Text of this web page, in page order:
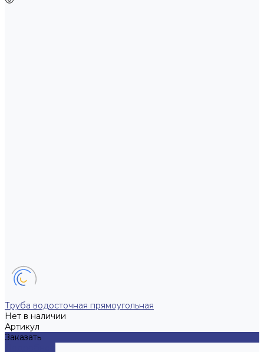
Труба водосточная прямоугольная
Нет в наличии
Артикул
Заказать